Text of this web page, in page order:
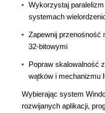
Wykorzystaj
systemach
Zapewnij przenośność
32-bitowymi
Popraw skalowalność
wątków i mechanizmu
Wybierając system
rozwijanych aplikacji,